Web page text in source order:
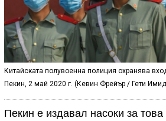
Китайската полувоенна полиция охранява
Пекин, 2 май 2020 г. (Кевин Фрейър / Гети
Пекин е издавал насоки за това